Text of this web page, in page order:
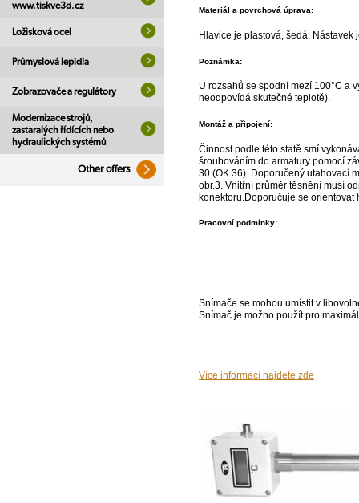
www.tiskve3d.cz
Ložisková ocel
Průmyslová lepidla
Zobrazovače a regulátory
Modernizace strojů,
zastaralých řídících nebo
hydraulických systémů
Other offers
Materiál a povrchová úprava:
Hlavice je plastová, šedá. Nástavek
Poznámka:
U rozsahů se spodní mezí 100°C a
neodpovídá skutečné teplotě).
Montáž a připojení:
Činnost podle této statě smí
šroubováním do armatury pomocí
30 (OK 36). Doporučený utahovací
obr.3. Vnitřní průměr těsnění musí
konektoru.Doporučuje se
Pracovní podmínky:
Snímače se mohou umístit v
Snímač je možno použít pro
Více informací najdete zde